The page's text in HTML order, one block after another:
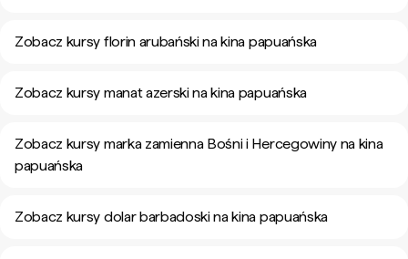
Zobacz kursy florin arubański na kina papuańska
Zobacz kursy manat azerski na kina papuańska
Zobacz kursy marka zamienna Bośni i Hercegowiny na kina
papuańska
Zobacz kursy dolar barbadoski na kina papuańska